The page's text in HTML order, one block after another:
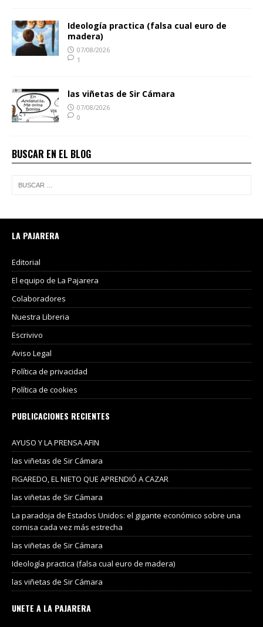
Ideología practica (falsa cual euro de
madera)
07/08/2026
1
las viñetas de Sir Cámara
07/08/2026
0
BUSCAR EN EL BLOG
LA PAJARERA
Editorial
El equipo de La Pajarera
Colaboradores
Nuestra Libreria
Escrivivo
Aviso Legal
Política de privacidad
Política de cookies
PUBLICACIONES RECIENTES
AYUSO Y LA PRENSA AFIN
las viñetas de Sir Cámara
FIGAREDO, EL NIETO QUE APRENDIÓ A CAZAR
las viñetas de Sir Cámara
La paradoja de Estados Unidos: el gigante económico sobre una
cornisa cada vez más estrecha
las viñetas de Sir Cámara
Ideología practica (falsa cual euro de madera)
las viñetas de Sir Cámara
UNETE A LA PAJARERA